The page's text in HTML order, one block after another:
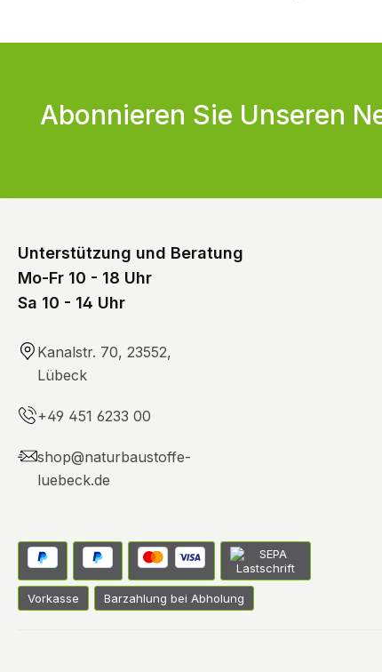
Abonnieren Sie Unseren
Unterstützung und Beratung
Mo-Fr 10 - 18 Uhr
Sa 10 - 14 Uhr
Kanalstr. 70, 23552,
Lübeck
+49 451 6233 00
shop@naturbaustoffe-
luebeck.de
Vorkasse Barzahlung bei Abholung